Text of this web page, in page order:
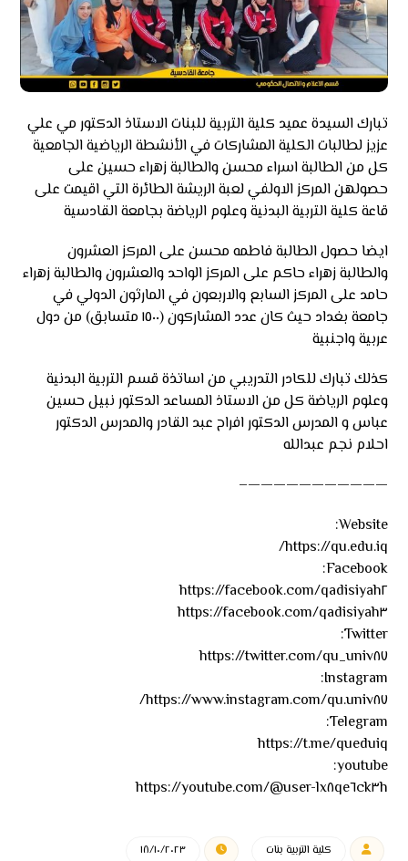
تبارك السيدة عميد كلية التربية للبنات الاستاذ الدكتور مي علي
عزيز لطالبات الكلية المشاركات في الأنشطة الرياضية الجامعية
كل من الطالبة اسراء محسن والطالبة زهراء حسين على
حصولهن المركز الاولفي لعبة الريشة الطائرة التي اقيمت على
قاعة كلية التربية البدنية وعلوم الرياضة بجامعة القادسية
ايضا حصول الطالبة فاطمه محسن على المركز العشرون
والطالبة زهراء حاكم على المركز الواحد والعشرون والطالبة زهراء
حامد على المركز السابع والاربعون في المارثون الدولي في
جامعة بغداد حيث كان عدد المشاركون (١٥٠٠ متسابق) من دول
عربية واجنبية
كذلك تبارك للكادر التدريبي من اساتذة قسم التربية البدنية
وعلوم الرياضة كل من الاستاذ المساعد الدكتور نبيل حسين
عباس و المدرس الدكتور افراح عبد القادر والمدرس الدكتور
احلام نجم عبدالله
———————————–
‏Website:
‏Facebook:
‏https://facebook.com/qadisiyah٣
‏Twitter:
‏https://twitter.com/qu_univ٨٧
‏https://www.instagram.com/qu.univ٨٧/
‏youtube:
كلية التربية بنات ١٨/١٠/٢٠٢٣